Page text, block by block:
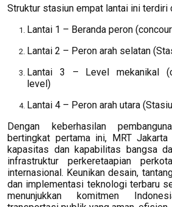
Struktur stasiun empat lantai ini terdiri
Lantai 1 – Beranda peron
Lantai 2 – Peron arah selatan
Lantai 3 – Level mekanikal
level)
Lantai 4 – Peron arah utara
Dengan keberhasilan
bertingkat pertama ini, MRT Jakarta
kapasitas dan kapabilitas bangsa
infrastruktur perkeretaapian
internasional. Keunikan desain,
dan implementasi teknologi terbaru
menunjukkan komitmen